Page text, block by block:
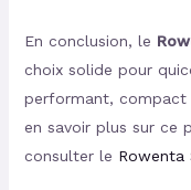
En conclusion, le
choix solide pour
performant, compact
en savoir plus sur ce
consulter le Rowenta